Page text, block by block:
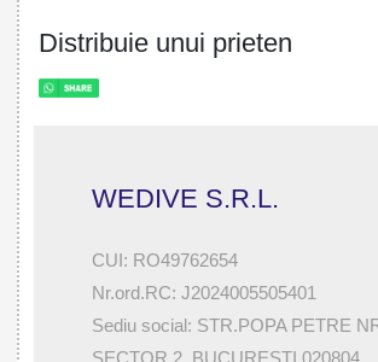
Distribuie unui prieten
WEDIVE S.R.L.
CUI: RO49762654
Nr.ord.RC: J2024005505401
Sediu social: STR.POPA PETRE
SECTOR 2, BUCURESTI 020804